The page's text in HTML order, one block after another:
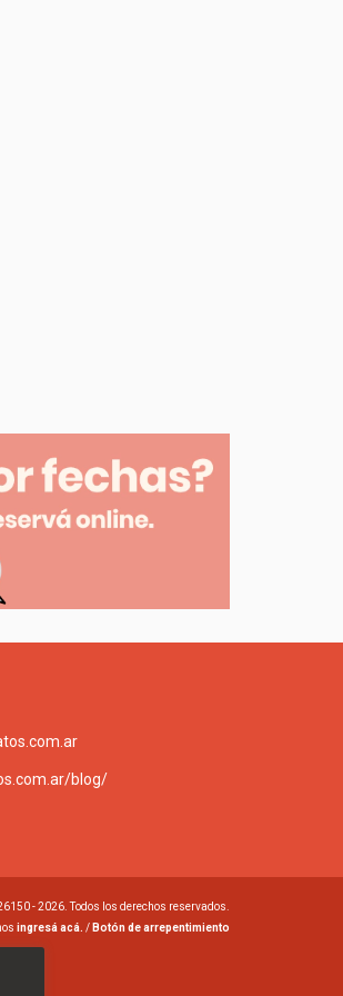
blog/
- 2026. Todos los derechos reservados.
ingresá acá. / Botón de arrepentimiento